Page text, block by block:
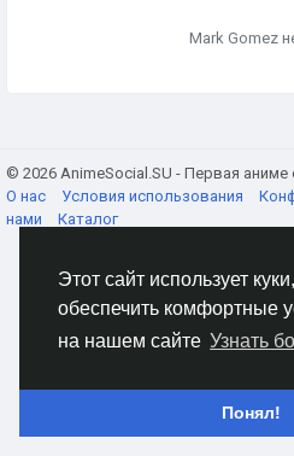
Этот сайт использует
обеспечить комфортные
на нашем сайте Узнать
Понял!
Mark Gomez
© 2026 AnimeSocial.SU - Первая аниме
О нас
Условия использования
нами
Каталог